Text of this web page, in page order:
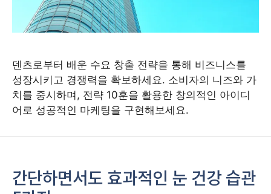
덴츠로부터 배운 수요 창출 전략을 통해 비즈니스를
성장시키고 경쟁력을 확보하세요. 소비자의 니즈와 가
치를 중시하며, 전략 10훈을 활용한 창의적인 아이디
어로 성공적인 마케팅을 구현해보세요.
간단하면서도 효과적인 눈 건강 습관